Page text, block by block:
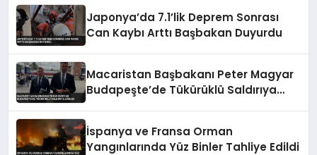
Japonya’da 7.1’lik Deprem Sonrası
Can Kaybı Arttı Başbakan Duyurdu
Macaristan Başbakanı Peter Magyar
Budapeşte’de Tükürüklü Saldırıya
İspanya ve Fransa Orman
Yangınlarında Yüz Binler Tahliye Edildi